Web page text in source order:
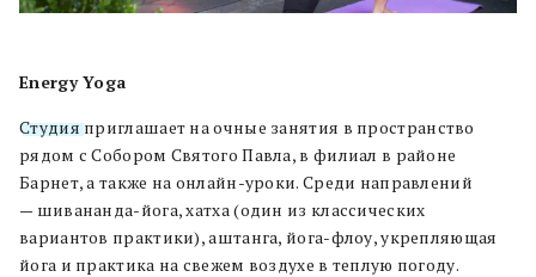
Energy Yoga
Студияприглашает на очные занятия в пространство
рядом с Собором Святого Павла, в филиал в районе
Барнет, а также на онлайн-уроки. Среди направлений
— шивананда-йога, хатха (один из классических
вариантов практики), аштанга, йога-флоу, укрепляющая
йога и практика на свежем воздухе в теплую погоду.